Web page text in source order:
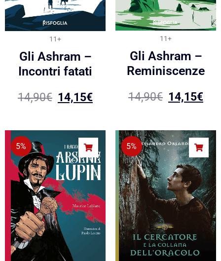
11+
Gli Ashram –
Incontri fatati
14,90€ 14,15€
11+
Gli Ashram –
Reminiscenze
14,90€ 14,15€
5% 5%